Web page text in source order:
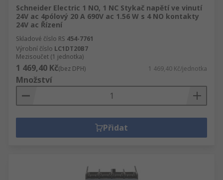
Schneider Electric 1 NO, 1 NC Stykač napětí ve vinutí
24V ac 4pólový 20 A 690V ac 1.56 W s 4 NO kontakty
24V ac Řízení
Skladové číslo RS 454-7761
Výrobní číslo LC1DT20B7
Mezisoučet (1 jednotka)
1 469,40 Kč(bez DPH) 1 469,40 Kč/jednotka
Množství
Přidat